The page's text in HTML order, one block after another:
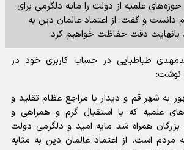
علمیه از دولت را مایه دلگرمی برای
و گفت: از اعتماد عالمان دین به
بانهایت دقت حفاظت خواهیم کرد.
طباطبایی در حساب کاربری خود در
نوشت:
به شهر قم و دیدار با مراجع عظام تقلید و
علمیه که با استقبال گرم و همراهی و
همراه شد مایه امید و دلگرمی دولت
است. از اعتماد عالمان دین به مثابه